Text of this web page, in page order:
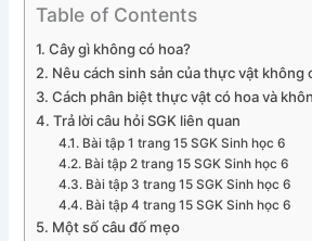
Table of Contents
Cây gì không có hoa?
Nêu cách sinh sản của thực vật không
Cách phân biệt thực vật có hoa và
Trả lời câu hỏi SGK liên quan
Bài tập 1 trang 15 SGK Sinh học 6
Bài tập 2 trang 15 SGK Sinh học 6
Bài tập 3 trang 15 SGK Sinh học 6
Bài tập 4 trang 15 SGK Sinh học 6
Một số câu đố mẹo